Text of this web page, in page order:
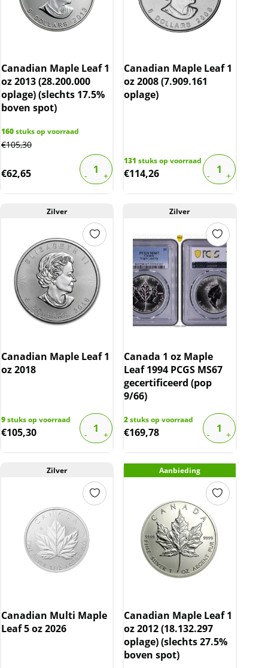
Canadian Maple Leaf 1
oz 2013 (28.200.000
oplage) (slechts 17.5%
boven spot)
160stuks op voorraad
€105,30
€62,65
Canadian Maple Leaf 1
oz 2008 (7.909.161
oplage)
131 stuks op voorraad
€114,26
Zilver
Canadian Maple Leaf 1
oz 2018
9stuks op voorraad
€105,30
Zilver
Canada 1 oz Maple
Leaf 1994 PCGS MS67
gecertificeerd (pop
9/66)
2stuks op voorraad
€169,78
Zilver
Canadian Multi Maple
Leaf 5 oz 2026
Aanbieding
Canadian Maple Leaf 1
oz 2012 (18.132.297
oplage) (slechts 27.5%
boven spot)